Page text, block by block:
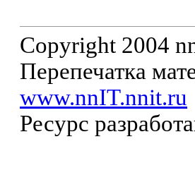
Copyright 2004
Перепечатка
www.nnIT.nnit.ru
Ресурс